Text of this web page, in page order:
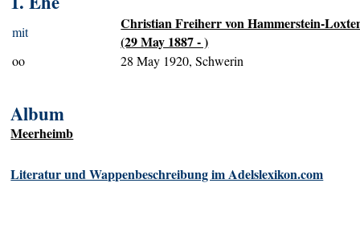
mit
Christian Freiherr von Hammerstein-
(29 May 1887 - )
oo 28 May 1920, Schwerin
Album
Meerheimb
Literatur und Wappenbeschreibung im Adelslexikon.com